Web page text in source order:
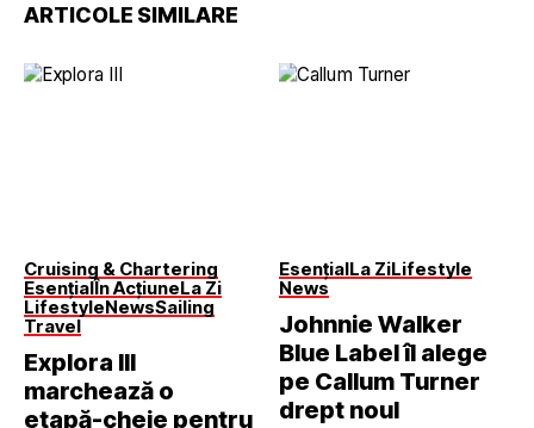
ARTICOLE SIMILARE
Cruising & Chartering
EsențialÎn AcțiuneLa Zi
LifestyleNewsSailing
Travel
Explora III
marchează o
etapă-cheie pentru
EsențialLa ZiLifestyle
News
Johnnie Walker
Blue Label îl alege
pe Callum Turner
drept noul